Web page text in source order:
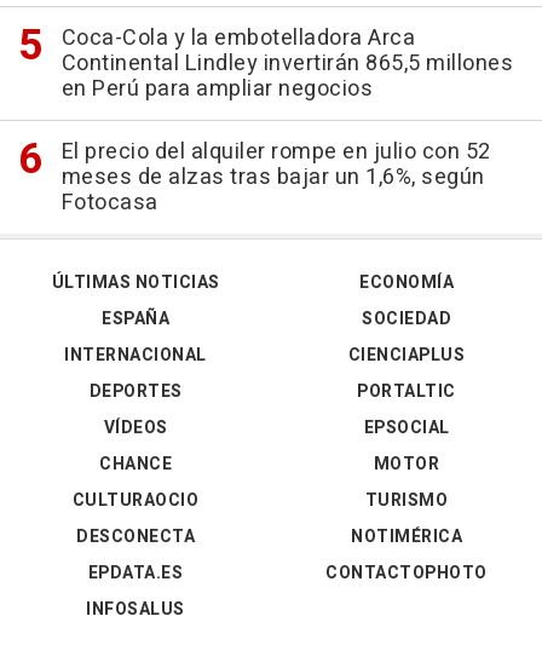
Coca-Cola y la embotelladora Arca
Continental Lindley invertirán 865,5 millones
en Perú para ampliar negocios
El precio del alquiler rompe en julio con 52
meses de alzas tras bajar un 1,6%, según
Fotocasa
ÚLTIMAS NOTICIAS
ESPAÑA
INTERNACIONAL
DEPORTES
VÍDEOS
ECONOMÍA
SOCIEDAD
CIENCIAPLUS
PORTALTIC
EPSOCIAL
CHANCE
CULTURAOCIO
DESCONECTA
EPDATA.ES
INFOSALUS
MOTOR
TURISMO
NOTIMÉRICA
CONTACTOPHOTO